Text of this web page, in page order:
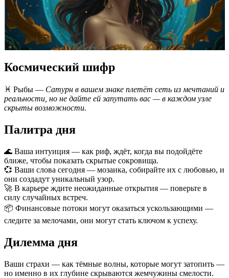
Космический шифр
♓️ Рыбы — Сатурн в вашем знаке плетёт сеть из мечтаний и
реальности, но не дайте ей запутать вас — в каждом узле
скрыты возможности.
Палитра дня
🌊 Ваша интуиция — как риф, ждёт, когда вы подойдёте
ближе, чтобы показать скрытые сокровища.
💞 Ваши слова сегодня — мозаика, собирайте их с любовью, и
они создадут уникальный узор.
🚀 В карьере ждите неожиданные открытия — поверьте в
силу случайных встреч.
📦 Финансовые потоки могут оказаться ускользающими —
следите за мелочами, они могут стать ключом к успеху.
Дилемма дня
Ваши страхи — как тёмные волны, которые могут затопить —
но именно в их глубине скрываются жемчужины смелости.